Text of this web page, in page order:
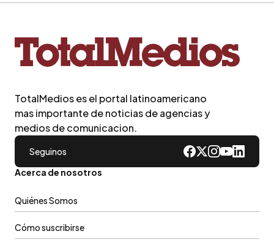
TotalMedios es el portal latinoamericano
mas importante de noticias de agencias y
medios de comunicacion.
Seguinos
Acerca de nosotros
Quiénes Somos
Cómo suscribirse